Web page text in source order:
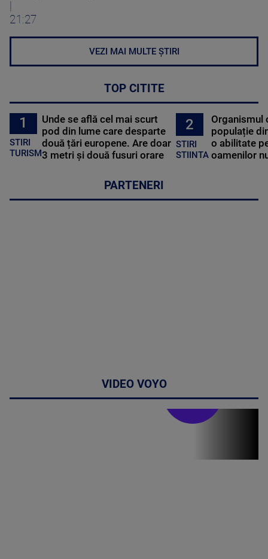
21:27
VEZI MAI MULTE ȘTIRI
TOP CITITE
1
STIRI
TURISM
Unde se află cel mai scurt
pod din lume care desparte
două țări europene. Are doar
3 metri și două fusuri orare
2
STIRI
STIINTA
Organismul
populație
o abilitate
oamenilor
PARTENERI
VIDEO VOYO